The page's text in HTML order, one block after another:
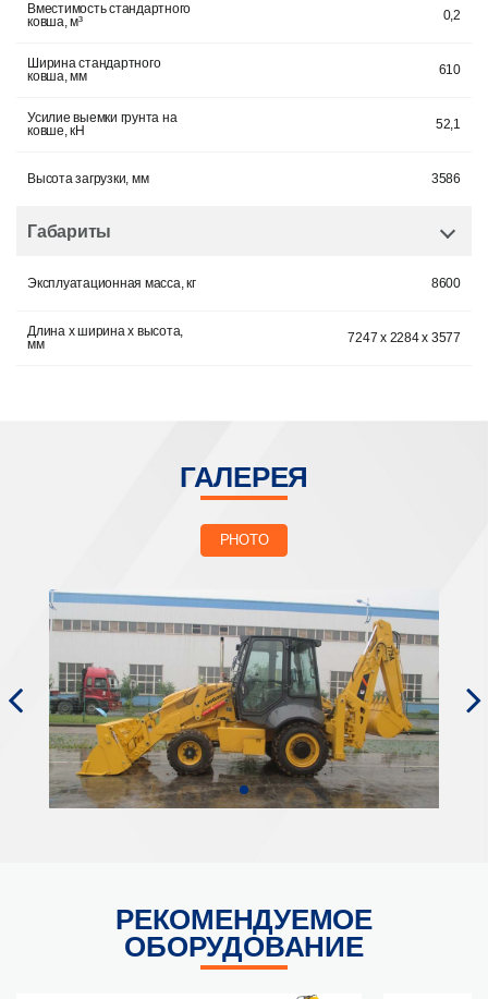
Вместимость стандартного
ковша, м³
0,2
Ширина стандартного
ковша, мм
610
Усилие выемки грунта на
ковше, кН
52,1
Высота загрузки, мм 3586
Габариты
Эксплуатационная масса, кг 8600
Длина х ширина х высота,
мм
7247 x 2284 x 3577
ГАЛЕРЕЯ
PHOTO
РЕКОМЕНДУЕМОЕ
ОБОРУДОВАНИЕ